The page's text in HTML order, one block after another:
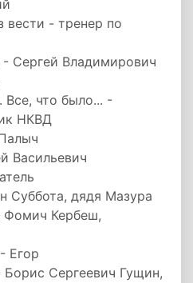
вести - тренер по
Сергей Владимирович
что было... -
НКВД
Васильевич
Суббота, дядя Мазура
Фомич Кербеш,
Егор
Сергеевич Гущин,